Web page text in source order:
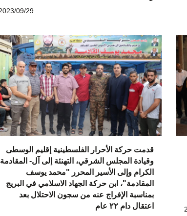
قدمت حركة الأحرار الفلسطينية إقليم الوسطى
وقيادة المجلس الشرقي، التهنئة إلى آل- المقادمة
الكرام وإلى الأسير المحرر "محمد يوسف
المقادمة"، ابن حركة الجهاد الاسلامي في البريج
بمناسبة الإفراج عنه من سجون الاحتلال بعد
اعتقال دام ٢٢ عام